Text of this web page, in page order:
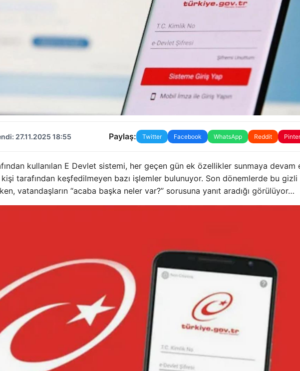
27.11.2025 18:55 Paylaş: Twitter Facebook WhatsApp Reddit
kullanılan E Devlet sistemi, her geçen gün ek özellikler sunmaya devam
tarafından keşfedilmeyen bazı işlemler bulunuyor. Son dönemlerde bu gizli
vatandaşların “acaba başka neler var?” sorusuna yanıt aradığı görülüyor…